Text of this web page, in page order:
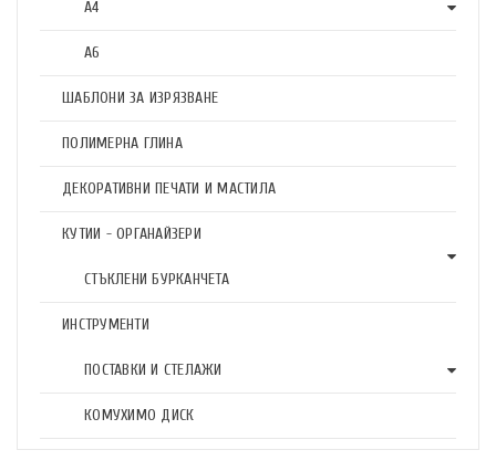
А4
А6
ШАБЛОНИ ЗА ИЗРЯЗВАНЕ
ПОЛИМЕРНА ГЛИНА
ДЕКОРАТИВНИ ПЕЧАТИ И МАСТИЛА
КУТИИ - ОРГАНАЙЗЕРИ
СТЪКЛЕНИ БУРКАНЧЕТА
ИНСТРУМЕНТИ
ПОСТАВКИ И СТЕЛАЖИ
КОМУХИМО ДИСК